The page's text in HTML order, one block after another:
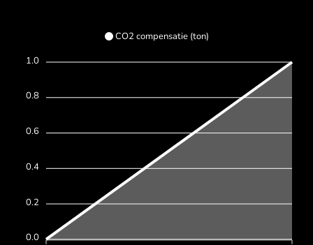
CO2 compensatie (ton)
1.0
0.8
0.6
0.4
0.2
0.0